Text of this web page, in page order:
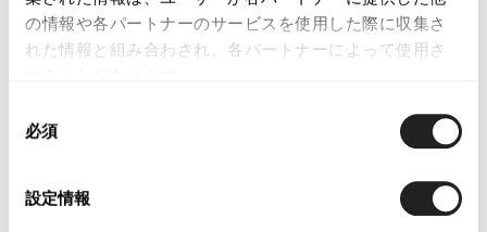
の情報や各パートナーのサービスを使用した際に収集さ
れた情報と組み合わされ、各パートナーによって使用さ
必須
設定情報